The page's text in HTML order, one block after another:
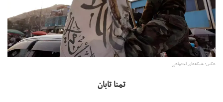
عکس: شبکه‌های اجتماعی
تمنا تابان